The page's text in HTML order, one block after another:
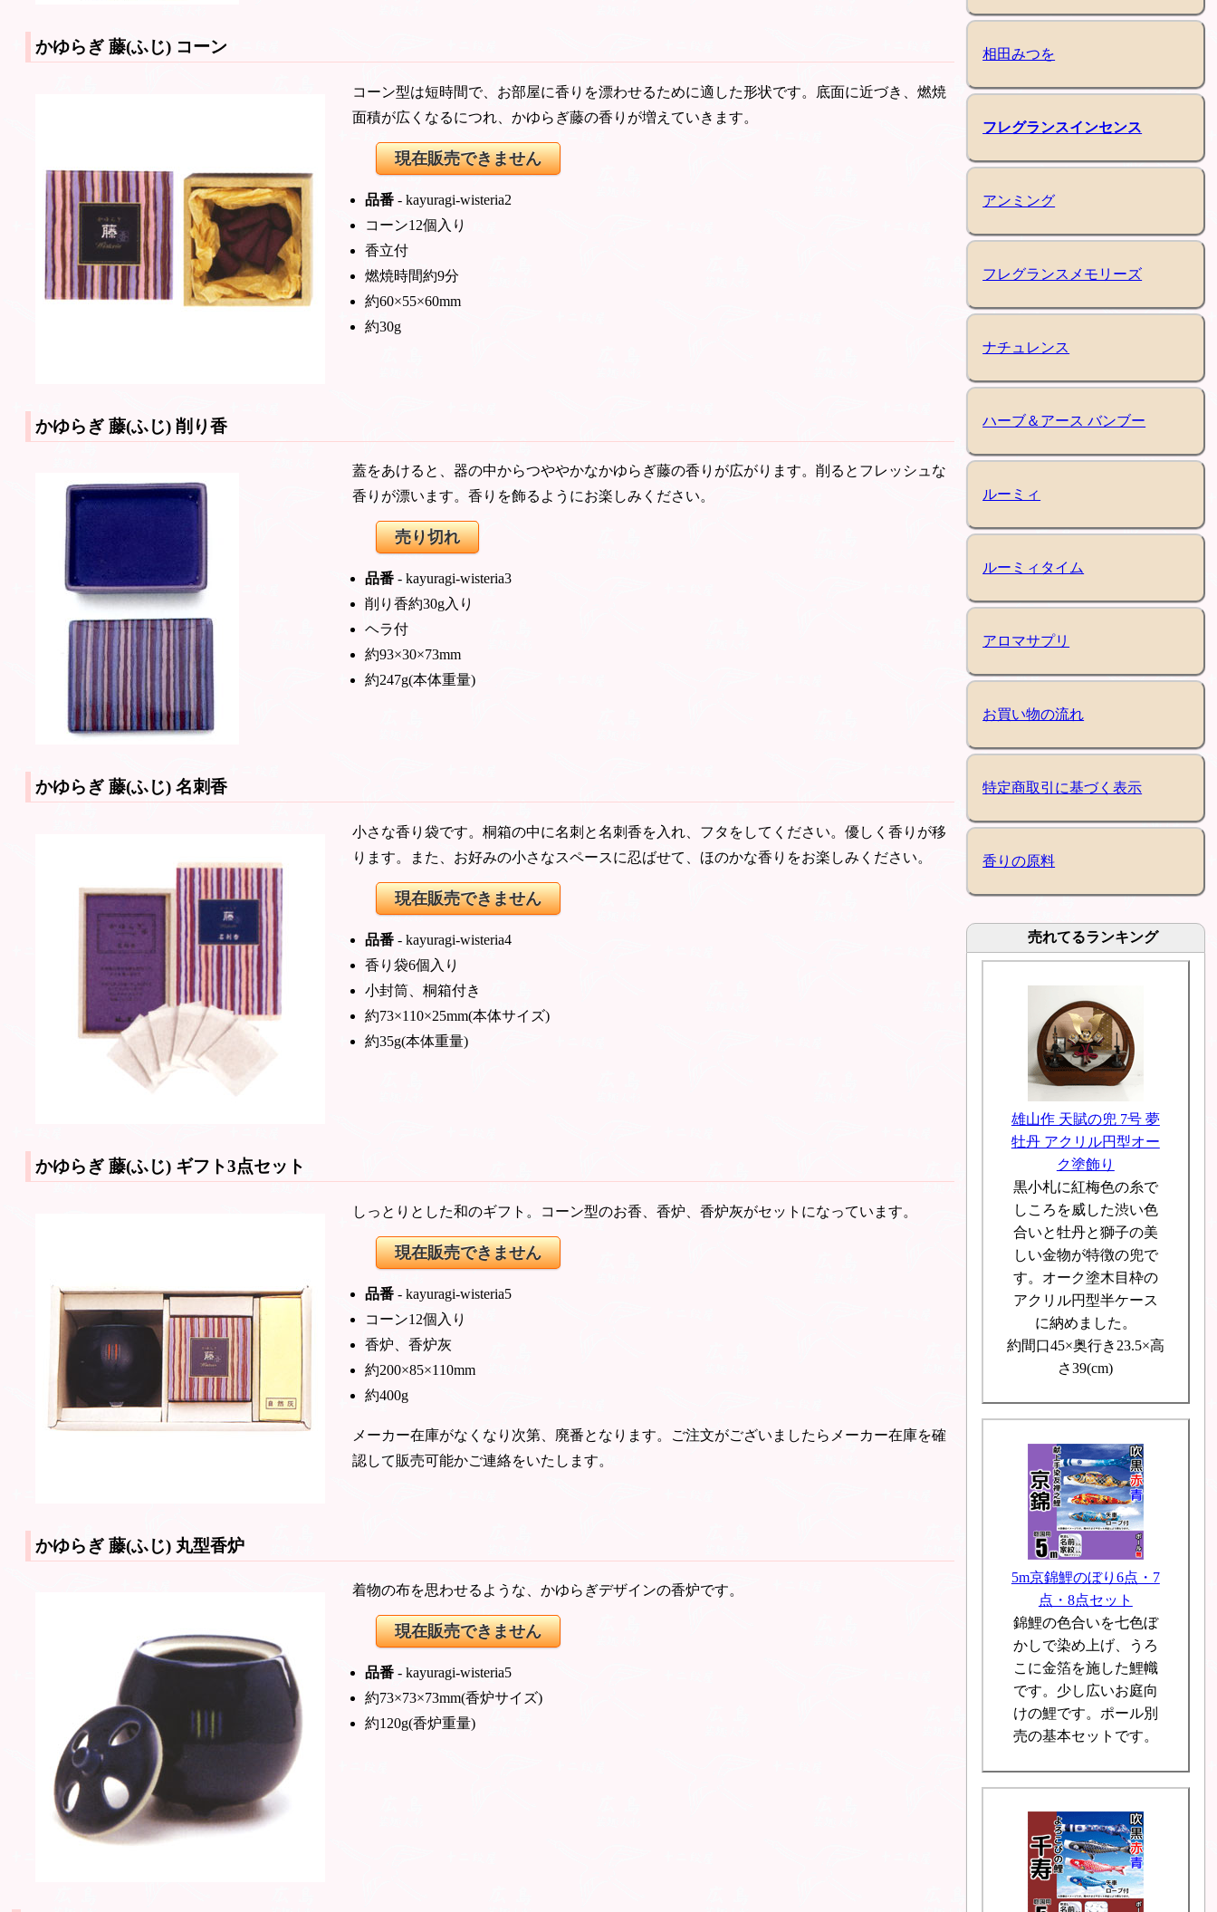
かゆらぎ 藤(ふじ) コーン
コーン型は短時間で、お部屋に香りを漂わせるために適した形状です。底面に近づき、燃焼
面積が広くなるにつれ、かゆらぎ藤の香りが増えていきます。
現在販売できません
品番 - kayuragi-wisteria2
コーン12個入り
香立付
燃焼時間約9分
約60×55×60mm
約30g
かゆらぎ 藤(ふじ)削り香
蓋をあけると、器の中からつややかなかゆらぎ藤の香りが広がります。削るとフレッシュな
香りが漂います。香りを飾るようにお楽しみください。
売り切れ
品番 - kayuragi-wisteria3
削り香約30g入り
ヘラ付
約93×30×73mm
約247g(本体重量)
かゆらぎ 藤(ふじ)名刺香
小さな香り袋です。桐箱の中に名刺と名刺香を入れ、フタをしてください。優しく香りが移
ります。また、お好みの小さなスペースに忍ばせて、ほのかな香りをお楽しみください。
現在販売できません
品番 - kayuragi-wisteria4
香り袋6個入り
小封筒、桐箱付き
約73×110×25mm(本体サイズ)
約35g(本体重量)
かゆらぎ 藤(ふじ) ギフト3点セット
しっとりとした和のギフト。コーン型のお香、香炉、香炉灰がセットになっています。
現在販売できません
品番 - kayuragi-wisteria5
コーン12個入り
香炉、香炉灰
約200×85×110mm
約400g
メーカー在庫がなくなり次第、廃番となります。ご注文がございましたらメーカー在庫を確
認して販売可能かご連絡をいたします。
かゆらぎ 藤(ふじ) 丸型香炉
着物の布を思わせるような、かゆらぎデザインの香炉です。
現在販売できません
品番 - kayuragi-wisteria5
約73×73×73mm(香炉サイズ)
約120g(香炉重量)
相田みつを
フレグランスインセンス
アンミング
フレグランスメモリーズ
ナチュレンス
ハーブ＆アース バンブー
ルーミィ
ルーミィタイム
アロマサプリ
お買い物の流れ
特定商取引に基づく表示
香りの原料
売れてるランキング
雄山作 天賦の兜 7号 夢
牡丹 アクリル円型オー
ク塗飾り
黒小札に紅梅色の糸で
しころを威した渋い色
合いと牡丹と獅子の美
しい金物が特徴の兜で
す。オーク塗木目枠の
アクリル円型半ケース
に納めました。
約間口45×奥行き23.5×高
さ39(cm)
5m京錦鯉のぼり6点・7
点・8点セット
錦鯉の色合いを七色ぼ
かしで染め上げ、うろ
こに金箔を施した鯉幟
です。少し広いお庭向
けの鯉です。ポール別
売の基本セットです。